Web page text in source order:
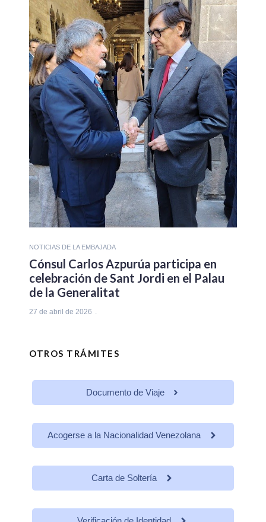
NOTICIAS DE LA EMBAJADA
Cónsul Carlos Azpurúa participa en
celebración de Sant Jordi en el Palau
de la Generalitat
27 de abril de 2026
OTROS TRÁMITES
Documento de Viaje
Acogerse a la Nacionalidad Venezolana
Carta de Soltería